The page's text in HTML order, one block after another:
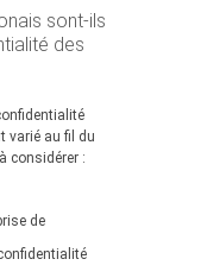
sont-ils
des
varié au fil du
considérer :
de